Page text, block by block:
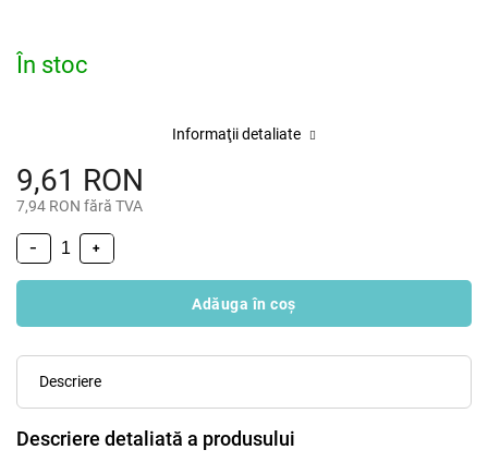
9,61 RON
7,94 RON fără TVA
În stoc
+
−
Adăuga în coş
Informaţii detaliate
Descriere
Descriere detaliată a produsului